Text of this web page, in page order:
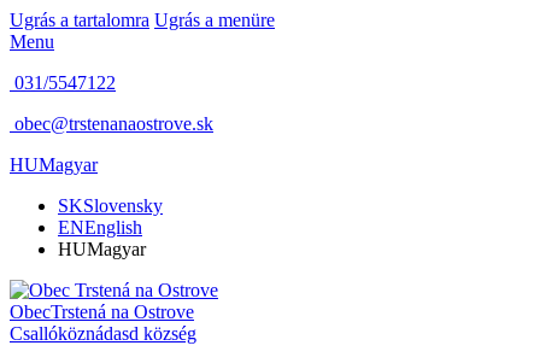
Ugrás a tartalomra Ugrás a menüre
Menu
031/5547122
obec@trstenanaostrove.sk
HUMagyar
SKSlovensky
ENEnglish
HUMagyar
ObecTrstená na Ostrove
Csallóköznádasd község